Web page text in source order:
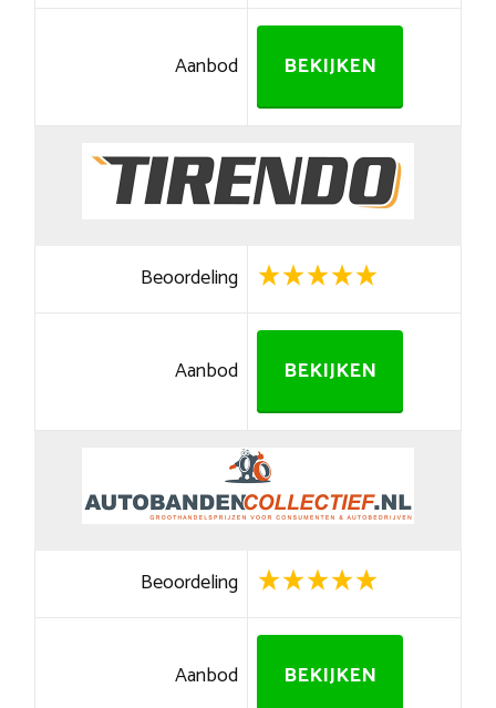
Aanbod BEKIJKEN
Beoordeling
Aanbod BEKIJKEN
Beoordeling
Aanbod BEKIJKEN